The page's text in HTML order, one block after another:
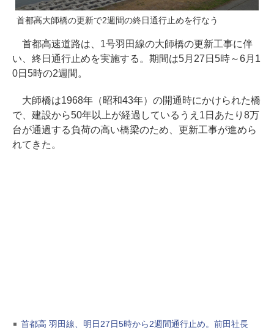
首都高大師橋の更新で2週間の終日通行止めを行なう
首都高速道路は、1号羽田線の大師橋の更新工事に伴
い、終日通行止めを実施する。期間は5月27日5時～6月1
0日5時の2週間。
大師橋は1968年（昭和43年）の開通時にかけられた橋
で、建設から50年以上が経過しているうえ1日あたり8万
台が通過する負荷の高い橋梁のため、更新工事が進めら
れてきた。
首都高 羽田線、明日27日5時から2週間通行止め。前田社長